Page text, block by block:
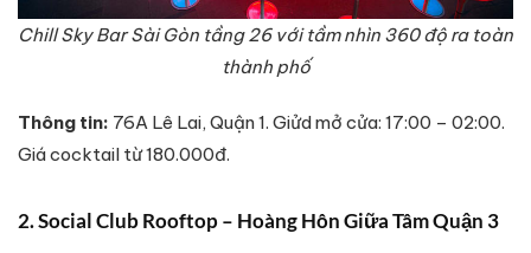
Chill Sky Bar Sài Gòn tầng 26 với tầm nhìn 360 độ ra toàn
thành phố
Thông tin: 76A Lê Lai, Quận 1. Giửd mở cửa: 17:00 – 02:00.
Giá cocktail từ 180.000đ.
2. Social Club Rooftop – Hoàng Hôn Giữa Tâm Quận 3